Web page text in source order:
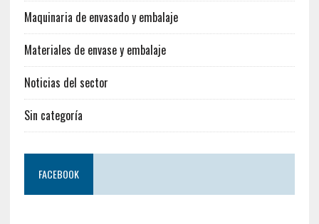
Maquinaria de envasado y embalaje
Materiales de envase y embalaje
Noticias del sector
Sin categoría
FACEBOOK